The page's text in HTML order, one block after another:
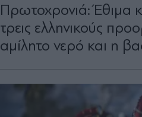
Πρωτοχρονιά: Έθιμα
τρεις ελληνικούς
αμίλητο νερό και η